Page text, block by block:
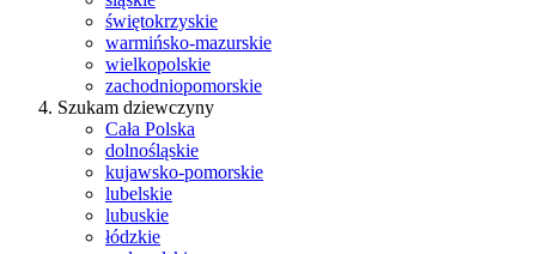
świętokrzyskie
warmińsko-mazurskie
wielkopolskie
zachodniopomorskie
Szukam dziewczyny
Cała Polska
dolnośląskie
kujawsko-pomorskie
lubelskie
lubuskie
łódzkie